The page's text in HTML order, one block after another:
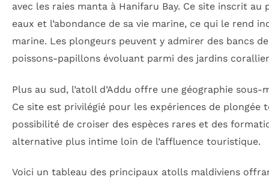
avec les raies manta à Hanifaru Bay. Ce site inscrit
eaux et l’abondance de sa vie marine, ce qui le rend
marine. Les plongeurs peuvent y admirer des bancs
poissons-papillons évoluant parmi des jardins
Plus au sud, l’atoll d’Addu offre une géographie
Ce site est privilégié pour les expériences de
possibilité de croiser des espèces rares et des
alternative plus intime loin de l’affluence touristique.
Voici un tableau des principaux atolls maldiviens